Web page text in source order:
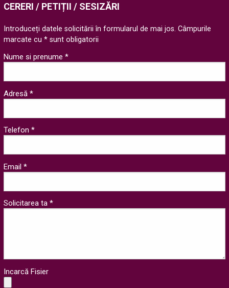
CERERI / PETIȚII / SESIZĂRI
Introduceți datele solicitării în formularul de mai jos. Câmpurile
marcate cu * sunt obligatorii
Nume si prenume *
Adresă *
Telefon *
Email *
Solicitarea ta *
Incarcă Fisier